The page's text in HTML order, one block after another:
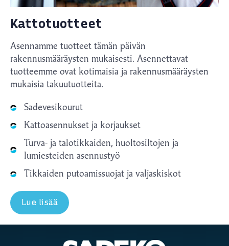
Kattotuotteet
Asennamme tuotteet tämän päivän
rakennusmääräysten mukaisesti. Asennettavat
tuotteemme ovat kotimaisia ja rakennusmääräysten
mukaisia takuutuotteita.
Sadevesikourut
Kattoasennukset ja korjaukset
Turva- ja talotikkaiden, huoltosiltojen ja
lumiesteiden asennustyö
Tikkaiden putoamissuojat ja valjaskiskot
Lue lisää